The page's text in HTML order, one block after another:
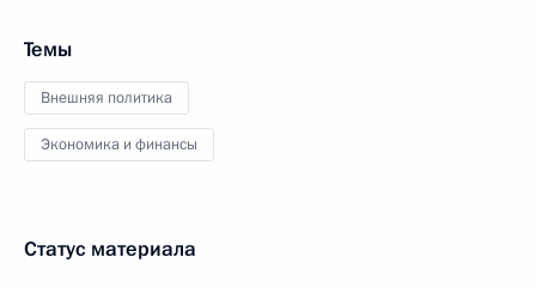
Темы
Внешняя политика
Экономика и финансы
Статус материала